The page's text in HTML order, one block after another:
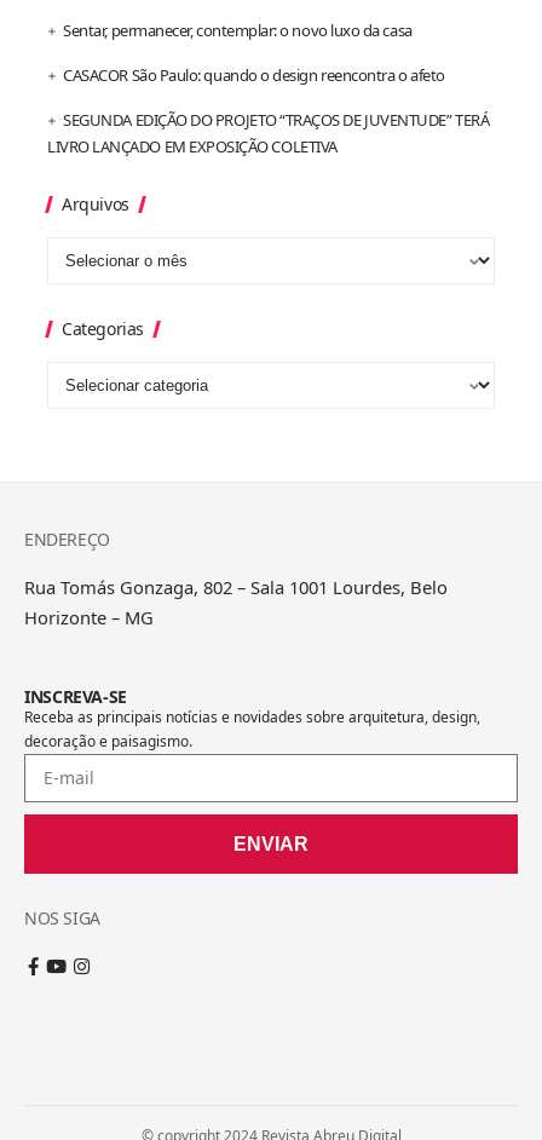
Sentar, permanecer, contemplar: o novo luxo da casa
CASACOR São Paulo: quando o design reencontra o afeto
SEGUNDA EDIÇÃO DO PROJETO “TRAÇOS DE JUVENTUDE” TERÁ
LIVRO LANÇADO EM EXPOSIÇÃO COLETIVA
Arquivos
Categorias
ENDEREÇO
Rua Tomás Gonzaga, 802 – Sala 1001 Lourdes, Belo
Horizonte – MG
INSCREVA-SE
Receba as principais notícias e novidades sobre arquitetura, design,
decoração e paisagismo.
ENVIAR
NOS SIGA
© copyright 2024 Revista Abreu Digital